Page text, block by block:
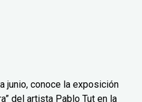
junio, conoce la exposición
del artista Pablo Tut en la